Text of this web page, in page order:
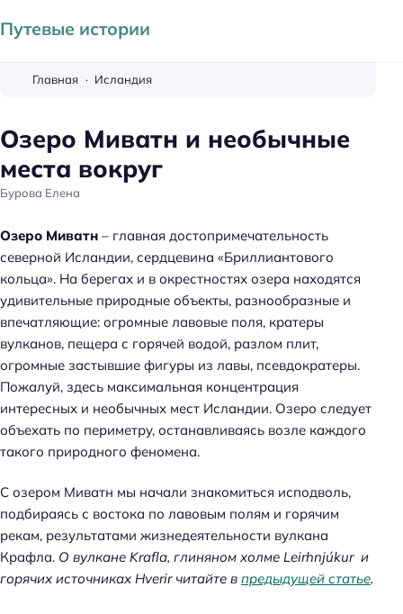
Путевые истории
Главная Исландия
Озеро Миватн и необычные
места вокруг
Бурова Елена
Озеро Миватн – главная достопримечательность
северной Исландии, сердцевина «Бриллиантового
кольца». На берегах и в окрестностях озера находятся
удивительные природные объекты, разнообразные и
впечатляющие: огромные лавовые поля, кратеры
вулканов, пещера с горячей водой, разлом плит,
огромные застывшие фигуры из лавы, псевдократеры.
Пожалуй, здесь максимальная концентрация
интересных и необычных мест Исландии. Озеро следует
объехать по периметру, останавливаясь возле каждого
такого природного феномена.
С озером Миватн мы начали знакомиться исподволь,
подбираясь с востока по лавовым полям и горячим
рекам, результатами жизнедеятельности вулкана
Крафла. О вулкане Krafla, глиняном холме Leirhnjúkur и
горячих источниках Hverir читайте в предыдущей статье.